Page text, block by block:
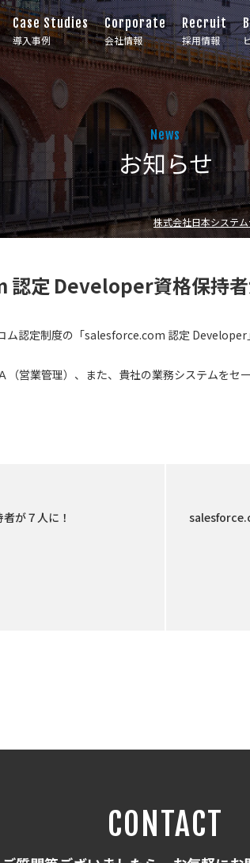
Case Studies
導入事例
Corporate
会社情報
Recruit
採用情報
News
お知らせ
株式会社日本システ
定 Developer資格保持者
ム認定制度の「salesforce.com 認定 Developer
（営業管理）、また、貴社の業務システムをセ
が７人に！
CONTACT